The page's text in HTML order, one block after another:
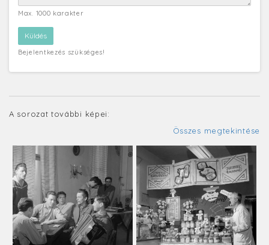
Max. 1000 karakter
Bejelentkezés szükséges!
A sorozat további képei:
Összes megtekintése